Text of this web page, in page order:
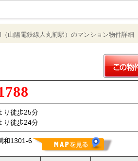
山陽電鉄線人丸前駅）のマンション物件詳細
り徒歩25分
り徒歩24分
和1301-6